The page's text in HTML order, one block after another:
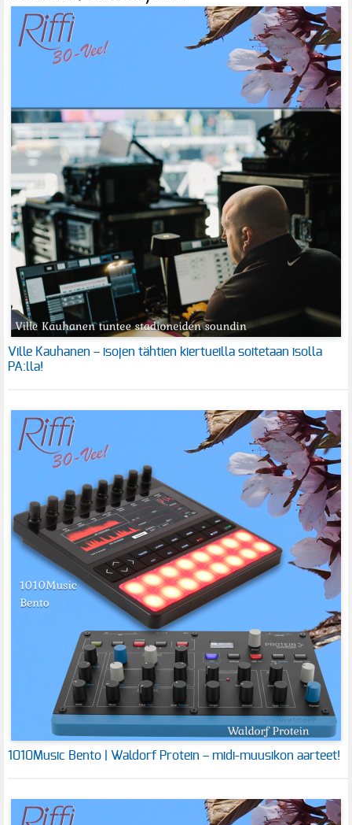
Ville Kauhanen – isojen tähtien kiertueilla soitetaan isolla
PA:lla!
1010Music Bento | Waldorf Protein – midi-muusikon aarteet!